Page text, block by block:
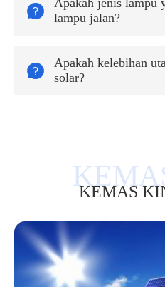

Apakah jenis lampu
lampu jalan?

Apakah kelebihan
solar?
KEMAS